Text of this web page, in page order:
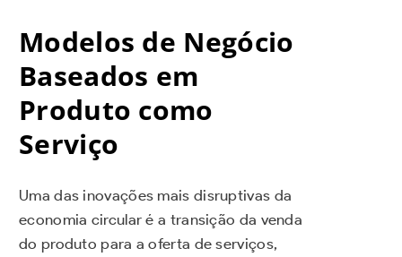
Modelos de Negócio
Baseados em
Produto como
Serviço
Uma das inovações mais disruptivas da
economia circular é a transição da venda
do produto para a oferta de serviços,